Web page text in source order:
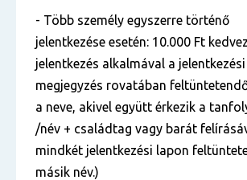
- Több személy egyszerre történő
jelentkezése esetén: 10.000 Ft
jelentkezés alkalmával a
megjegyzés rovatában
a neve, akivel együtt érkezik a
/név + családtag vagy barát
mindkét jelentkezési lapon
másik név.)